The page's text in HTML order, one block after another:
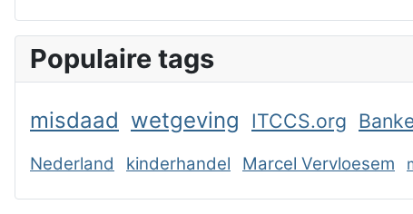
Populaire tags
misdaad wetgeving ITCCS.org
Nederland
kinderhandel Marcel Vervloesem